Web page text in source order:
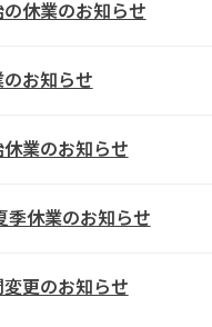
休業のお知らせ
お知らせ
業のお知らせ
季休業のお知らせ
更のお知らせ